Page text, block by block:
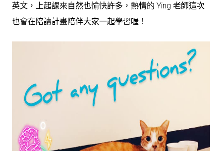
英文，上起課來自然也愉快許多，熱情的 Ying 老師這次
也會在陪讀計畫陪伴大家一起學習喔！